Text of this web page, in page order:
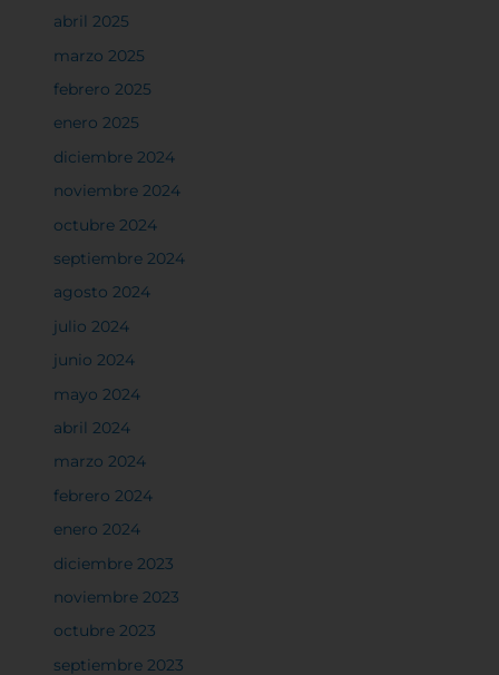
abril 2025
marzo 2025
febrero 2025
enero 2025
diciembre 2024
noviembre 2024
octubre 2024
septiembre 2024
agosto 2024
julio 2024
junio 2024
mayo 2024
abril 2024
marzo 2024
febrero 2024
enero 2024
diciembre 2023
noviembre 2023
octubre 2023
septiembre 2023